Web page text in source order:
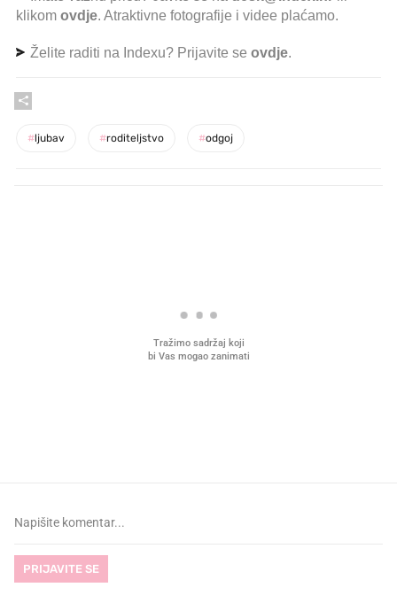
klikom ovdje. Atraktivne fotografije i videe plaćamo.
Želite raditi na Indexu? Prijavite se ovdje.
#ljubav #roditeljstvo #odgoj
PRIJAVITE SE